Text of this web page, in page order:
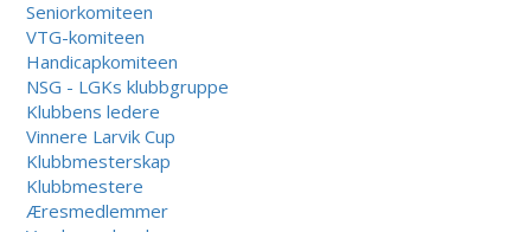
Seniorkomiteen
VTG-komiteen
Handicapkomiteen
NSG - LGKs klubbgruppe
Klubbens ledere
Vinnere Larvik Cup
Klubbmesterskap
Klubbmestere
Æresmedlemmer